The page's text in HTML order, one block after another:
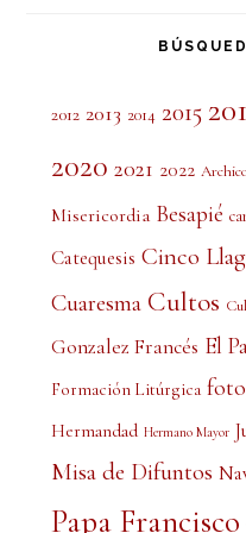
2012 2013 2014 2015
2020 2021 2022
Misericordia Besapié
Catequesis Cinco
Cuaresma Cultos
Gonzalez Francés El
Formación Litúrgica
Hermandad Hermano Mayor
Misa de Difuntos
Papa Francisco